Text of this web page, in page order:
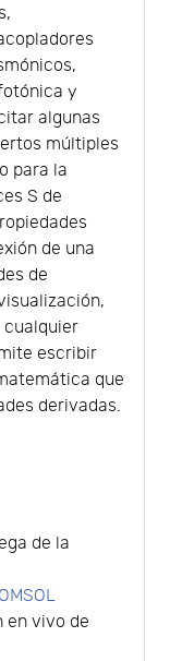
y
algunas
múltiples
para la
S de
de una
de
cualquier
escribir
que
derivadas.
de la
en vivo de